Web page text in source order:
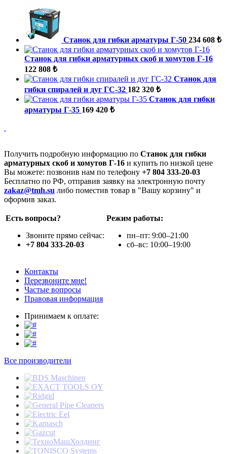
Станок для гибки арматуры Г-50 234 608 ₺
Станок для гибки арматурных скоб и хомутов Г-16
122 808 ₺
Станок для
гибки спиралей и дуг ГС-32 182 320 ₺
Станок для гибки
арматуры Г-35 169 420 ₺
Получить подробную информацию по Станок для гибки
арматурных скоб и хомутов Г-16 и купить по низкой цене
Вы можете: позвонив нам по телефону +7 804 333-20-03
Бесплатно по РФ, отправив заявку на электронную почту
zakaz@tmh.su либо поместив товар в "Вашу корзину" и
оформив заказ.
Есть вопросы?
Звоните прямо сейчас:
+7 804 333-20-03
Режим работы:
пн–пт: 9:00–21:00
сб–вс: 10:00–19:00
Контакты
Перезвоните мне!
Частые вопросы
Правовая информация
Принимаем к оплате:
Все производители